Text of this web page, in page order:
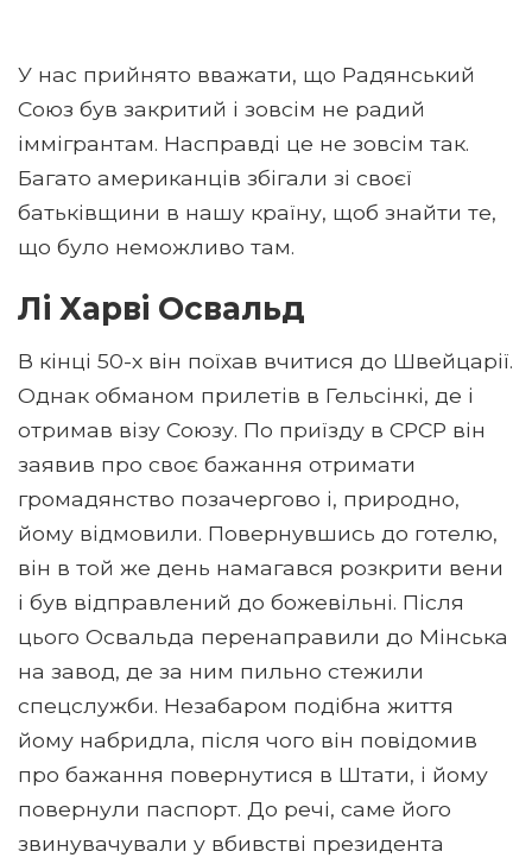
У нас прийнято вважати, що Радянський
Союз був закритий і зовсім не радий
іммігрантам. Насправді це не зовсім так.
Багато американців збігали зі своєї
батьківщини в нашу країну, щоб знайти те,
що було неможливо там.
Лі Харві Освальд
В кінці 50-х він поїхав вчитися до Швейцарії.
Однак обманом прилетів в Гельсінкі, де і
отримав візу Союзу. По приїзду в СРСР він
заявив про своє бажання отримати
громадянство позачергово і, природно,
йому відмовили. Повернувшись до готелю,
він в той же день намагався розкрити вени
і був відправлений до божевільні. Після
цього Освальда перенаправили до Мінська
на завод, де за ним пильно стежили
спецслужби. Незабаром подібна життя
йому набридла, після чого він повідомив
про бажання повернутися в Штати, і йому
повернули паспорт. До речі, саме його
звинувачували у вбивстві президента